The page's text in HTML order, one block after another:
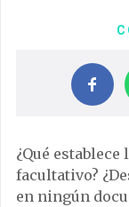
¿Qué
facultativo?
en ningún